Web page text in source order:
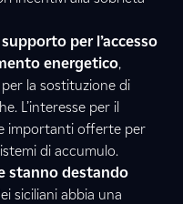
per l’accesso
energetico,
la sostituzione di
L’interesse per il
importanti offerte per
di accumulo.
stanno destando
siciliani abbia una